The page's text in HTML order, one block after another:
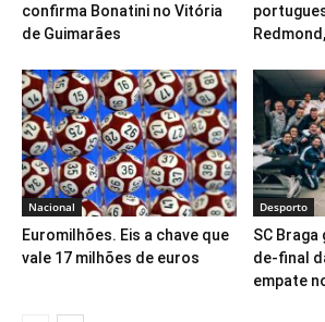
confirma Bonatini no Vitória
de Guimarães
Nacional
Euromilhões. Eis a chave que
vale 17 milhões de euros
Desporto
SC
de-final
empate